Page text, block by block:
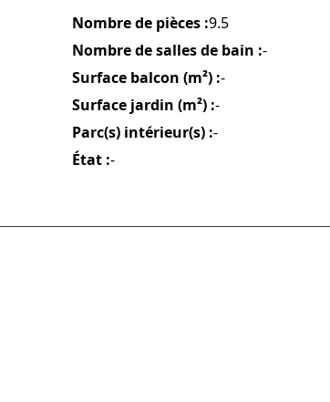
Nombre de pièces :9.5
Nombre de salles de bain :-
Surface balcon (m²) :-
Surface jardin (m²) :-
Parc(s) intérieur(s) :-
État :-